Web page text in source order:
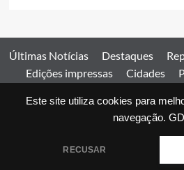
Este site utiliza cookies para
navegação.
RECUSAR
Últimas Notícias Destaques
Edições impressas
Cidades
Comercial
Edições impressas
© 2026 Jornal Estado de Goiás.